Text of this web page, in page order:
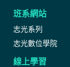
班系網站
志光系列
志光數位學院
線上學習